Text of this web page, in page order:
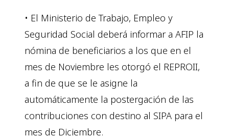
• El Ministerio de Trabajo, Empleo y
Seguridad Social deberá informar a AFIP la
nómina de beneficiarios a los que en el
mes de Noviembre les otorgó el REPROII,
a fin de que se le asigne la
automáticamente la postergación de las
contribuciones con destino al SIPA para el
mes de Diciembre.